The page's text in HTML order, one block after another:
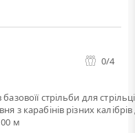
0/4
стрільби для
з карабінів різних
м